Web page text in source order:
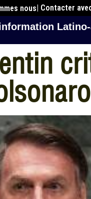
nous| Contacter